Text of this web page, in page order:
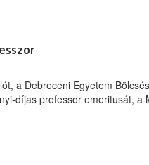
a Debreceni Egyetem
díjas professor emeritusát, a